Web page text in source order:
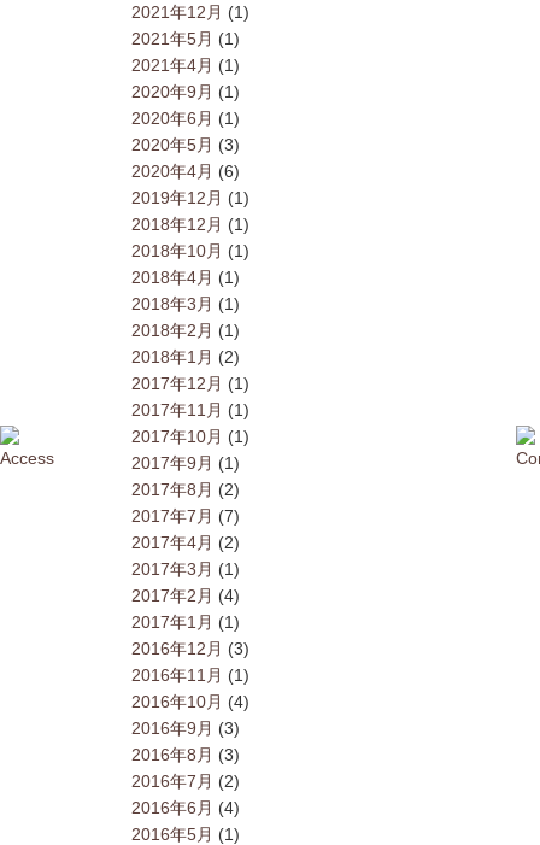
2021年12月 (1)
2021年5月 (1)
2021年4月 (1)
2020年9月 (1)
2020年6月 (1)
2020年5月 (3)
2020年4月 (6)
2019年12月 (1)
2018年12月 (1)
2018年10月 (1)
2018年4月 (1)
2018年3月 (1)
2018年2月 (1)
2018年1月 (2)
2017年12月 (1)
2017年11月 (1)
2017年10月 (1)
2017年9月 (1)
2017年8月 (2)
2017年7月 (7)
2017年4月 (2)
2017年3月 (1)
2017年2月 (4)
2017年1月 (1)
2016年12月 (3)
2016年11月 (1)
2016年10月 (4)
2016年9月 (3)
2016年8月 (3)
2016年7月 (2)
2016年6月 (4)
2016年5月 (1)